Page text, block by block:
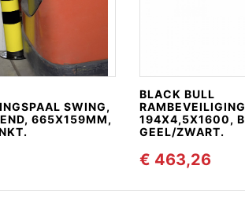
SWING,
665X159MM,
BLACK BULL
194X4,5X1600,
GEEL/ZWART.
€ 463,26